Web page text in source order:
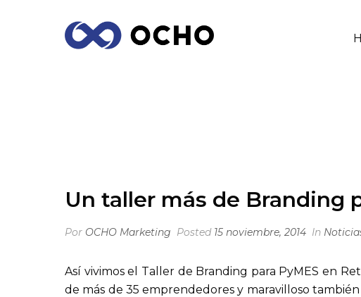
Un taller más de Branding
Por OCHO Marketing Posted 15 noviembre, 2014 In
Así vivimos el Taller de Branding para PyMES en
de más de 35 emprendedores y maravilloso